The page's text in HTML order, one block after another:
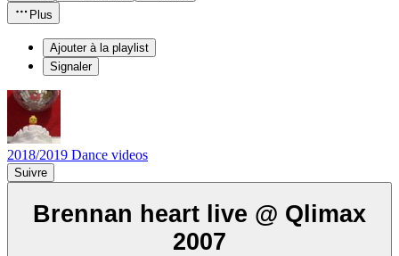
Plus
Ajouter à la playlist
Signaler
2018/2019 Dance videos
Suivre
Brennan heart live @ Qlimax
2007